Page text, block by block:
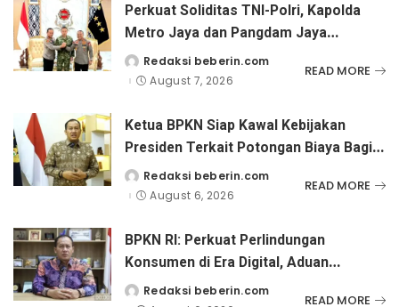
Perkuat Soliditas TNI-Polri, Kapolda
Metro Jaya dan Pangdam Jaya
Kunjungi Dankorps Brimob Polri
Posted
by
Redaksi beberin.com
August 7, 2026
READ MORE
Ketua BPKN Siap Kawal Kebijakan
Presiden Terkait Potongan Biaya Bagi
Penyandang Disabilitas
Posted
by
Redaksi beberin.com
August 6, 2026
READ MORE
BPKN RI: Perkuat Perlindungan
Konsumen di Era Digital, Aduan
Pinjaman Online Masih Menjadi
PostedRedaksi beberin.com
READ MORE